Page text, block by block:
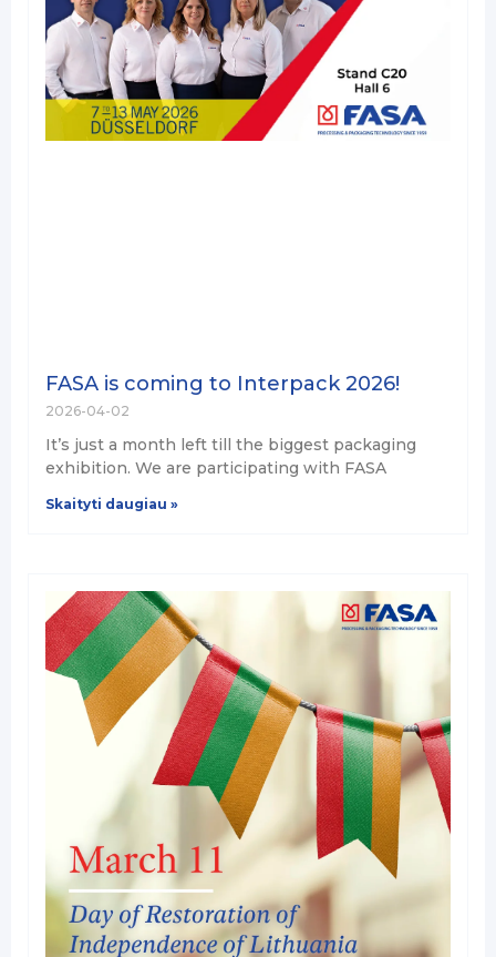
FASA is coming to Interpack 2026!
2026-04-02
It’s just a month left till the biggest packaging
exhibition. We are participating with FASA
Skaityti daugiau »